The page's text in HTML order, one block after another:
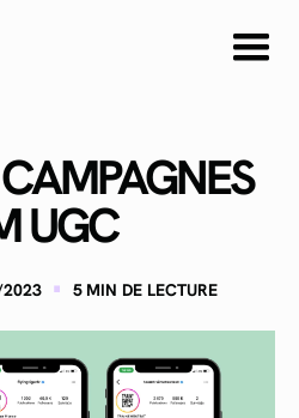
UGC
· 5 MIN DE LECTURE